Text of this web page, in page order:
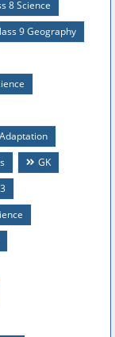
8 Science
9 Geography
GK